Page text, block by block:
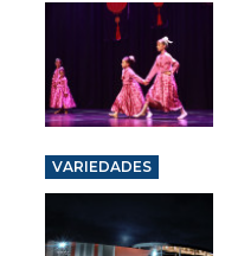
VARIEDADES